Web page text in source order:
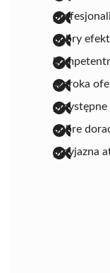
dobry efekt
szeroka
przystępne
dobre
przyjazna